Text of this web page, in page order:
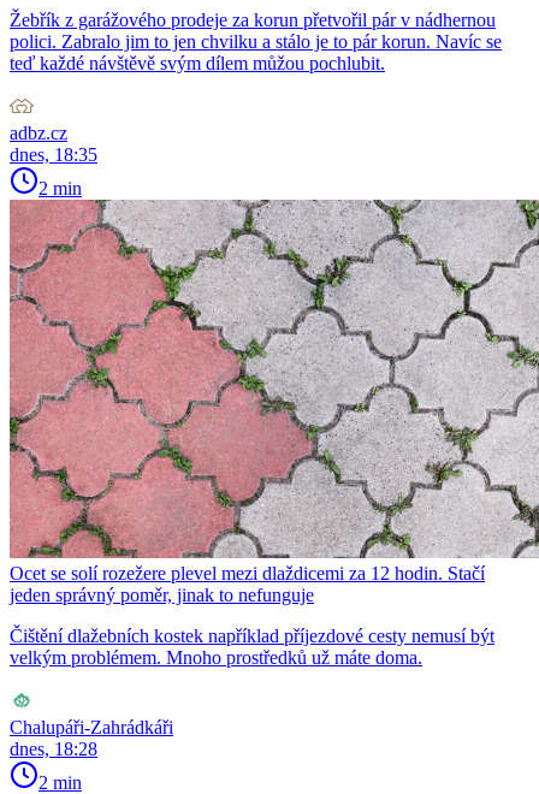
Žebřík z garážového prodeje za korun přetvořil pár v nádhernou
polici. Zabralo jim to jen chvilku a stálo je to pár korun. Navíc se
teď každé návštěvě svým dílem můžou pochlubit.
adbz.cz
dnes, 18:35
2 min
Ocet se solí rozežere plevel mezi dlaždicemi za 12 hodin. Stačí
jeden správný poměr, jinak to nefunguje
Čištění dlažebních kostek například příjezdové cesty nemusí být
velkým problémem. Mnoho prostředků už máte doma.
Chalupáři-Zahrádkáři
dnes, 18:28
2 min